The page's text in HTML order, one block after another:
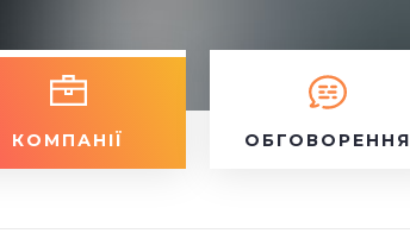
КОМПАНІЇ ОБГОВОРЕННЯ